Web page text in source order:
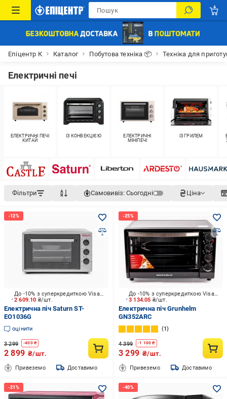
Епіцентр К Каталог Побутова техніка 📦 Техніка для
Електричні печі
ЕЛЕКТРИЧНІ ПЕЧІ
КИТАЙ
ІЗ КОНВЕКЦІЄЮ
ЕЛЕКТРИЧНІ
МІНІПЕЧІ
ІЗ ГРИЛЕМ
Фільтри Самовивіз: Сьогодні Ціна
2 609.10 ₴/шт.
До -10% з суперкредиткою Visa Вигода
Електрична піч Saturn ST-
EO1036G
оцінити
3 299 -400₴
2 899 ₴/шт.
Привеземо Доставимо
3 134.05 ₴/шт.
До -10% з суперкредиткою Visa Вигода
Електрична піч Grunhelm
GN352ARC
1
4 399 -1 100 ₴
3 299 ₴/шт.
Привеземо Доставимо